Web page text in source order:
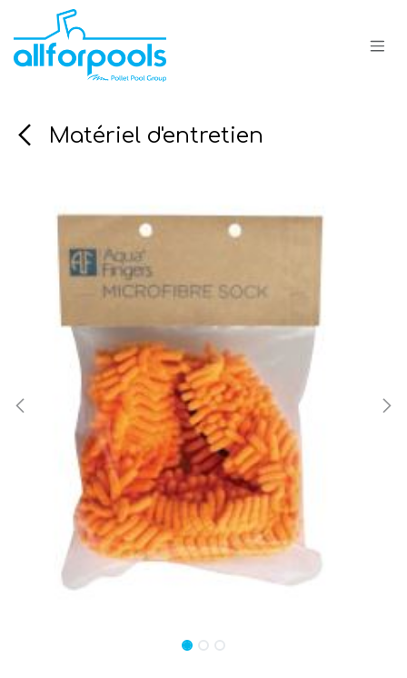
Se rendre au contenu
Matériel d'entretien